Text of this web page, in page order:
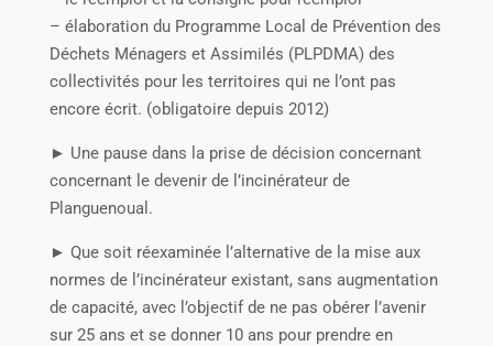
– élaboration du Programme Local de Prévention des
Déchets Ménagers et Assimilés (PLPDMA) des
collectivités pour les territoires qui ne l’ont pas
encore écrit. (obligatoire depuis 2012)
► Une pause dans la prise de décision concernant
concernant le devenir de l’incinérateur de
Planguenoual.
► Que soit réexaminée l’alternative de la mise aux
normes de l’incinérateur existant, sans augmentation
de capacité, avec l’objectif de ne pas obérer l’avenir
sur 25 ans et se donner 10 ans pour prendre en